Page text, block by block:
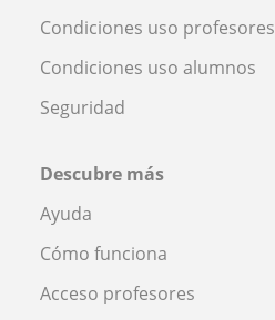
Condiciones uso profesores
Condiciones uso alumnos
Seguridad
Descubre más
Ayuda
Cómo funciona
Acceso profesores